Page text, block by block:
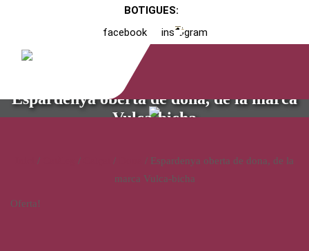
BOTIGUES:
facebook
instagram
Espardenya oberta de dona, de la marca
Vulca-bicha
/ / /
/ Espardenya oberta de dona, de la
marca Vulca-bicha
Oferta!